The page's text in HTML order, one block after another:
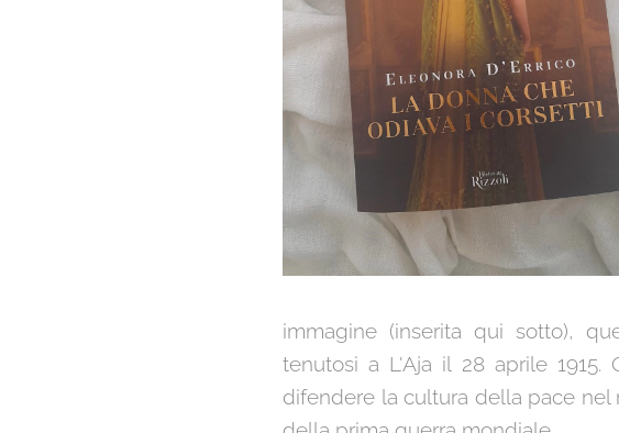
immagine (inserita qui sotto),
tenutosi a L'Aja il 28 aprile
difendere la cultura della pace